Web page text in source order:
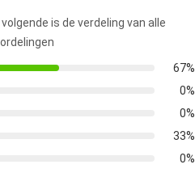
volgende is de verdeling van alle
67%
0%
0%
33%
0%